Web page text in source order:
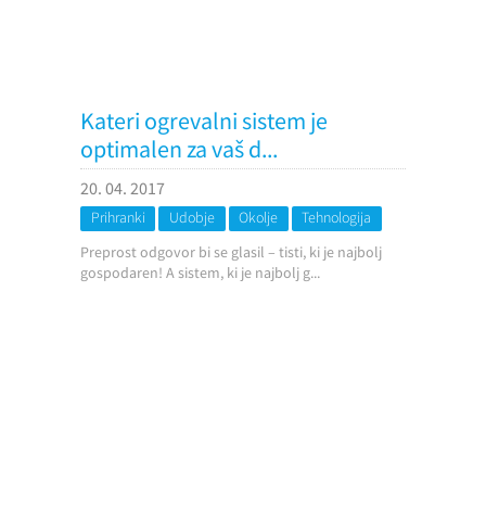
Kateri ogrevalni sistem je
optimalen za vaš d...
20. 04. 2017
Prihranki Udobje Okolje
Tehnologija
Preprost odgovor bi se glasil – tisti, ki je najbolj
gospodaren! A sistem, ki je najbolj g...